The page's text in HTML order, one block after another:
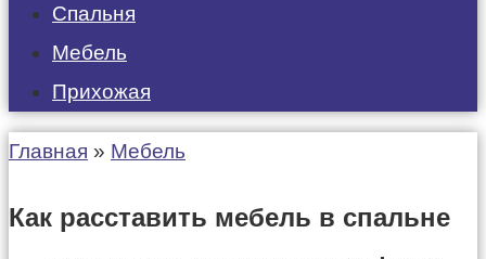
Спальня
Мебель
Прихожая
Главная » Мебель
Как расставить мебель в спальне